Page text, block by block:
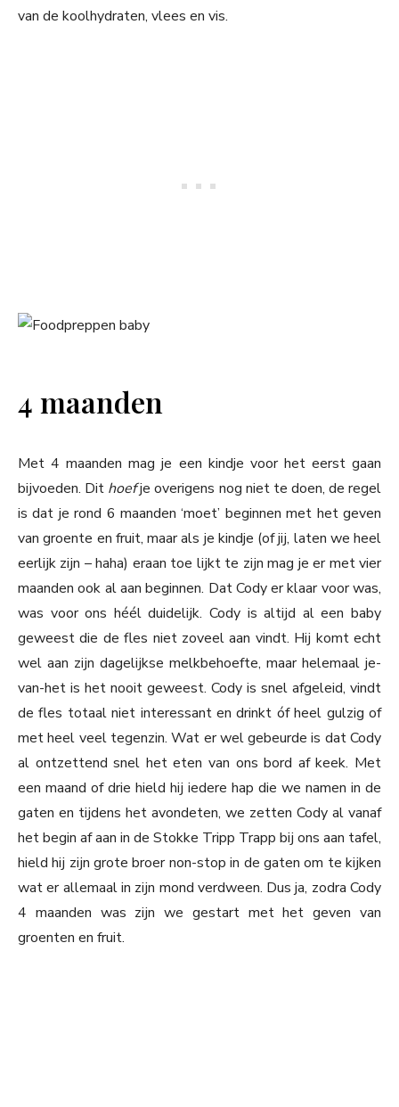
van de koolhydraten, vlees en vis.
4 maanden
Met 4 maanden mag je een kindje voor het eerst gaan
bijvoeden. Dit hoefje overigens nog niet te doen, de regel
is dat je rond 6 maanden ‘moet’ beginnen met het geven
van groente en fruit, maar als je kindje (of jij, laten we heel
eerlijk zijn – haha) eraan toe lijkt te zijn mag je er met vier
maanden ook al aan beginnen. Dat Cody er klaar voor was,
was voor ons héél duidelijk. Cody is altijd al een baby
geweest die de fles niet zoveel aan vindt. Hij komt echt
wel aan zijn dagelijkse melkbehoefte, maar helemaal je-
van-het is het nooit geweest. Cody is snel afgeleid, vindt
de fles totaal niet interessant en drinkt óf heel gulzig of
met heel veel tegenzin. Wat er wel gebeurde is dat Cody
al ontzettend snel het eten van ons bord af keek. Met
een maand of drie hield hij iedere hap die we namen in de
gaten en tijdens het avondeten, we zetten Cody al vanaf
het begin af aan in de Stokke Tripp Trapp bij ons aan tafel,
hield hij zijn grote broer non-stop in de gaten om te kijken
wat er allemaal in zijn mond verdween. Dus ja, zodra Cody
4 maanden was zijn we gestart met het geven van
groenten en fruit.